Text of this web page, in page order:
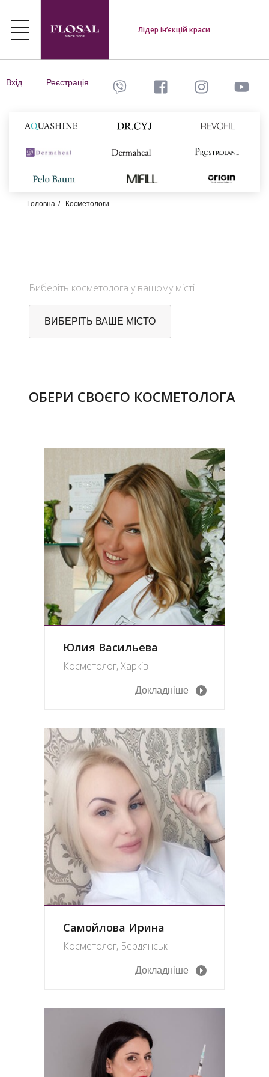
Лідер ін’єкцій краси
Вхід Реєстрація
Головна Косметологи
Виберіть косметолога у вашому місті
ВИБЕРІТЬ ВАШЕ МІСТО
ОБЕРИ СВОЄГО КОСМЕТОЛОГА
Юлия Васильева
Косметолог, Харків
Докладніше
Самойлова Ирина
Косметолог, Бердянськ
Докладніше